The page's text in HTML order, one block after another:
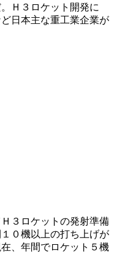
Ｈ３ロケット開発に
日本主な重工業企業が
３ロケットの発射準備
０機以上の打ち上げが
、年間でロケット５機